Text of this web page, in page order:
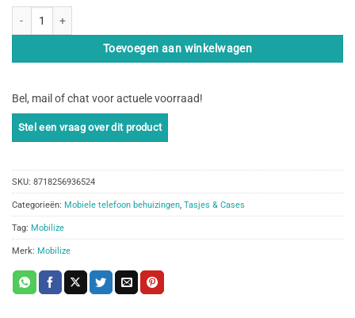
Toevoegen aan winkelwagen
Bel, mail of chat voor actuele voorraad!
SKU: 8718256936524
Categorieën: Mobiele telefoon behuizingen, Tasjes & Cases
Tag: Mobilize
Merk: Mobilize